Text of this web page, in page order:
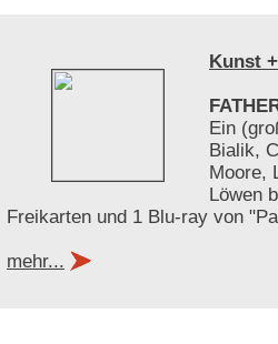
Kunst
Ein
Bialik,
Moore,
Löwen
Freikarten und 1 Blu-ray von
mehr...